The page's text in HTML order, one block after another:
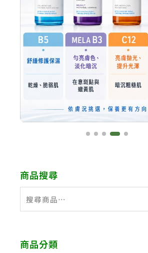
商品搜尋
尋
字
商品分類